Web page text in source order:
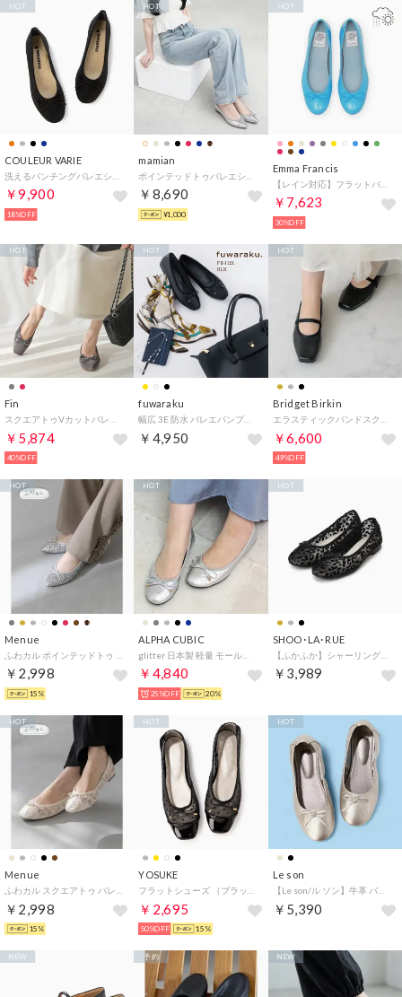
COULEUR VARIE
￥9,900
HOT
18%OFF
mamian
￥8,690
HOT
¥1,000
Emma Francis
【レイン対応】フラットバレエシューズ （ビビッドブルー エナメル）
￥7,623
HOT
30%OFF
Fin
￥5,874
HOT
40%OFF
fuwaraku
￥4,950
HOT
Bridget Birkin
￥6,600
HOT
49%OFF
Menue
￥2,998
HOT
15%
ALPHA CUBIC
￥4,840
HOT
25%OFF 20%
SHOO･LA･RUE
【ふかふか】シャーリングバレー （ブラック(119)）
￥3,989
HOT
Menue
￥2,998
HOT
15%
YOSUKE
￥2,695
HOT
50%OFF 15%
Le son
【Le son/ル ソン】牛革 バレエシューズ カウレザーラウンドトゥプレーンリボンバレエパンプス 軽量 走れる 痛くない 甲高 幅広 外反母趾 （グレーッシュベージュ）
￥5,390
HOT
NEW 予約 NEW